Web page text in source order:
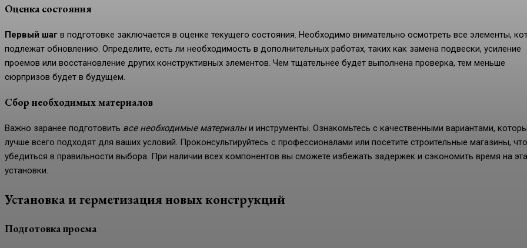
Оценка состояния
Первый шаг в подготовке заключается в оценке текущего состояния. Необходимо внимательно осмотреть все элементы,
подлежат обновлению. Определите, есть ли необходимость в дополнительных работах, таких как замена подвески, усиление
проемов или восстановление других конструктивных элементов. Чем тщательнее будет выполнена проверка, тем меньше
сюрпризов будет в будущем.
Сбор необходимых материалов
Важно заранее подготовить все необходимые материалы и инструменты. Ознакомьтесь с качественными вариантами,
лучше всего подходят для ваших условий. Проконсультируйтесь с профессионалами или посетите строительные магазины,
убедиться в правильности выбора. При наличии всех компонентов вы сможете избежать задержек и сэкономить время на
установки.
Установка и герметизация новых конструкций
Подготовка проема